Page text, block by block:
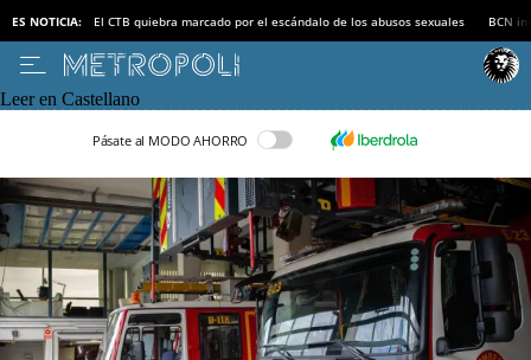
ES NOTICIA: El CTB quiebra marcado por el escándalo de los abusos sexuales BCN
Leer en Castellano
Pásate al MODO AHORRO